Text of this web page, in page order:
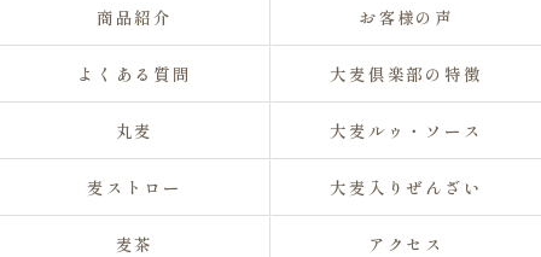
商品紹介 お客様の声
よくある質問 大麦倶楽部の特徴
丸麦 大麦ルゥ・ソース
麦ストロー 大麦入りぜんざい
麦茶 アクセス